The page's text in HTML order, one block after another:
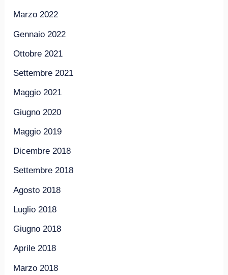
Marzo 2022
Gennaio 2022
Ottobre 2021
Settembre 2021
Maggio 2021
Giugno 2020
Maggio 2019
Dicembre 2018
Settembre 2018
Agosto 2018
Luglio 2018
Giugno 2018
Aprile 2018
Marzo 2018